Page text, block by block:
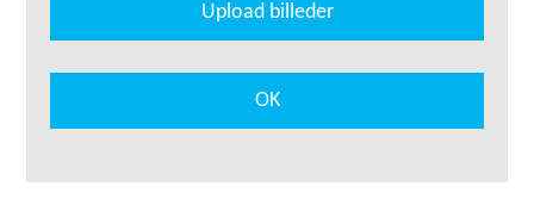
Upload billeder